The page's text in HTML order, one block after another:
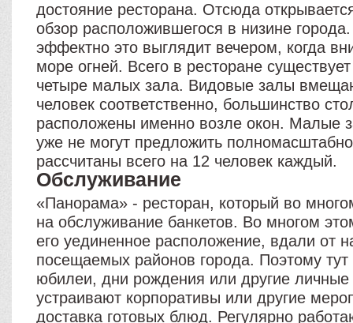
достояние ресторана. Отсюда
обзор расположившегося в низине
эффектно это выглядит вечером, когда
море огней. Всего в ресторане
четыре малых зала. Видовые залы
человек соответственно, большинство
расположены именно возле окон. Малые
уже не могут предложить
рассчитаны всего на 12 человек каждый.
Обслуживание
«Панорама» - ресторан, который во
на обслуживание банкетов. Во многом
его уединенное расположение, вдали от
посещаемых районов города. Поэтому тут
юбилеи, дни рождения или другие
устраивают корпоративы или другие
доставка готовых блюд. Регулярно